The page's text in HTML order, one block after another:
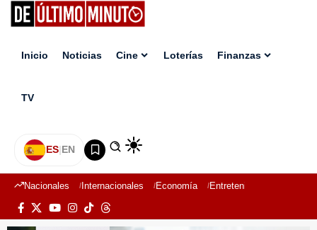
Inicio Noticias Cine Loterías Finanzas
TV
ES|EN
Nacionales Internacionales Economía Entretenimiento